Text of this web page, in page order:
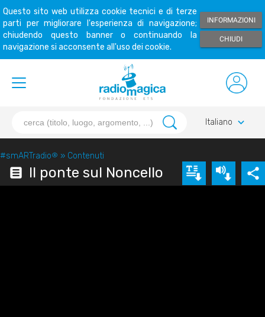
Questo sito web utilizza cookie tecnici e di terze
parti per migliorare l'esperienza di navigazione;
chiudendo questo banner o continuando la
navigazione si acconsente all'uso dei cookie.
INFORMAZIONI
CHIUDI
Italiano keyboard_arrow_down
#smARTradio® » Contenuti
Il ponte sul Noncello